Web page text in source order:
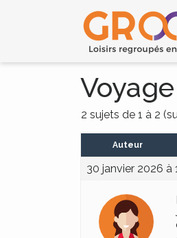
2 sujets de 1 à 2
Auteur
30 janvier 2026 à